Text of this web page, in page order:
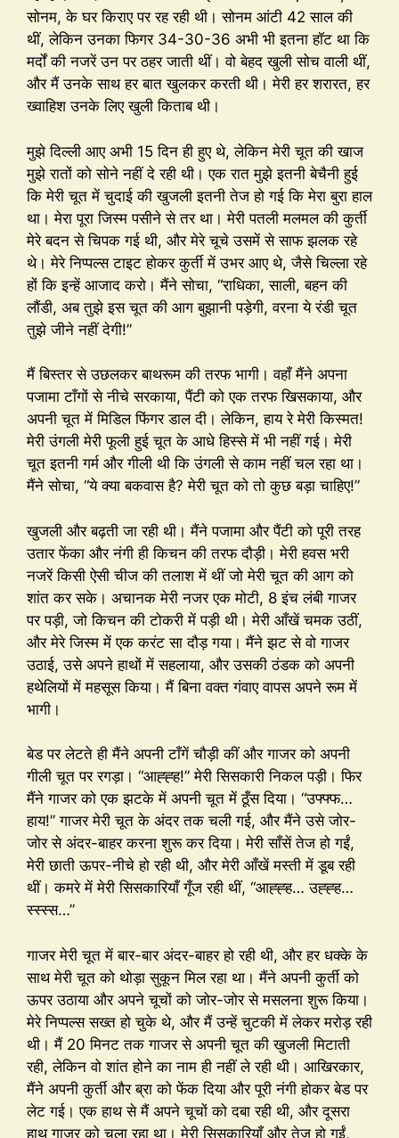
सोनम, के घर किराए पर रह रही थी। सोनम आंटी 42 साल की
थीं, लेकिन उनका फिगर 34-30-36 अभी भी इतना हॉट था कि
मर्दों की नजरें उन पर ठहर जाती थीं। वो बेहद खुली सोच वाली थीं,
और मैं उनके साथ हर बात खुलकर करती थी। मेरी हर शरारत, हर
ख्वाहिश उनके लिए खुली किताब थी।
मुझे दिल्ली आए अभी 15 दिन ही हुए थे, लेकिन मेरी चूत की खाज
मुझे रातों को सोने नहीं दे रही थी। एक रात मुझे इतनी बेचैनी हुई
कि मेरी चूत में चुदाई की खुजली इतनी तेज हो गई कि मेरा बुरा हाल
था। मेरा पूरा जिस्म पसीने से तर था। मेरी पतली मलमल की कुर्ती
मेरे बदन से चिपक गई थी, और मेरे चूचे उसमें से साफ झलक रहे
थे। मेरे निप्पल्स टाइट होकर कुर्ती में उभर आए थे, जैसे चिल्ला रहे
हों कि इन्हें आजाद करो। मैंने सोचा, “राधिका, साली, बहन की
लौंडी, अब तुझे इस चूत की आग बुझानी पड़ेगी, वरना ये रंडी चूत
तुझे जीने नहीं देगी!”
मैं बिस्तर से उछलकर बाथरूम की तरफ भागी। वहाँ मैंने अपना
पजामा टाँगों से नीचे सरकाया, पैंटी को एक तरफ खिसकाया, और
अपनी चूत में मिडिल फिंगर डाल दी। लेकिन, हाय रे मेरी किस्मत!
मेरी उंगली मेरी फूली हुई चूत के आधे हिस्से में भी नहीं गई। मेरी
चूत इतनी गर्म और गीली थी कि उंगली से काम नहीं चल रहा था।
मैंने सोचा, “ये क्या बकवास है? मेरी चूत को तो कुछ बड़ा चाहिए!”
खुजली और बढ़ती जा रही थी। मैंने पजामा और पैंटी को पूरी तरह
उतार फेंका और नंगी ही किचन की तरफ दौड़ी। मेरी हवस भरी
नजरें किसी ऐसी चीज की तलाश में थीं जो मेरी चूत की आग को
शांत कर सके। अचानक मेरी नजर एक मोटी, 8 इंच लंबी गाजर
पर पड़ी, जो किचन की टोकरी में पड़ी थी। मेरी आँखें चमक उठीं,
और मेरे जिस्म में एक करंट सा दौड़ गया। मैंने झट से वो गाजर
उठाई, उसे अपने हाथों में सहलाया, और उसकी ठंडक को अपनी
हथेलियों में महसूस किया। मैं बिना वक्त गंवाए वापस अपने रूम में
भागी।
बेड पर लेटते ही मैंने अपनी टाँगें चौड़ी कीं और गाजर को अपनी
गीली चूत पर रगड़ा। “आह्ह्ह!” मेरी सिसकारी निकल पड़ी। फिर
मैंने गाजर को एक झटके में अपनी चूत में ठूँस दिया। “उफ्फ्फ…
हाय!” गाजर मेरी चूत के अंदर तक चली गई, और मैंने उसे जोर-
जोर से अंदर-बाहर करना शुरू कर दिया। मेरी साँसें तेज हो गईं,
मेरी छाती ऊपर-नीचे हो रही थी, और मेरी आँखें मस्ती में डूब रही
थीं। कमरे में मेरी सिसकारियाँ गूँज रही थीं, “आह्ह्ह… उह्ह्ह…
स्स्स्स…”
गाजर मेरी चूत में बार-बार अंदर-बाहर हो रही थी, और हर धक्के के
साथ मेरी चूत को थोड़ा सुकून मिल रहा था। मैंने अपनी कुर्ती को
ऊपर उठाया और अपने चूचों को जोर-जोर से मसलना शुरू किया।
मेरे निप्पल्स सख्त हो चुके थे, और मैं उन्हें चुटकी में लेकर मरोड़ रही
थी। मैं 20 मिनट तक गाजर से अपनी चूत की खुजली मिटाती
रही, लेकिन वो शांत होने का नाम ही नहीं ले रही थी। आखिरकार,
मैंने अपनी कुर्ती और ब्रा को फेंक दिया और पूरी नंगी होकर बेड पर
लेट गई। एक हाथ से मैं अपने चूचों को दबा रही थी, और दूसरा
हाथ गाजर को चला रहा था। मेरी सिसकारियाँ और तेज हो गईं,